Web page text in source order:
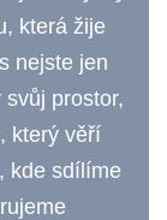
která žije
nejste jen
prostor,
který věří
kde sdílíme